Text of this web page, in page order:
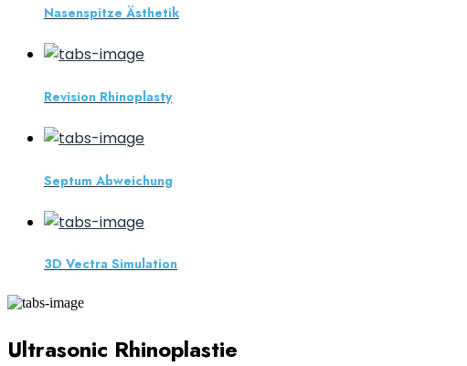
Nasenspitze Ästhetik
Revision Rhinoplasty
Septum Abweichung
3D Vectra Simulation
Ultrasonic Rhinoplastie